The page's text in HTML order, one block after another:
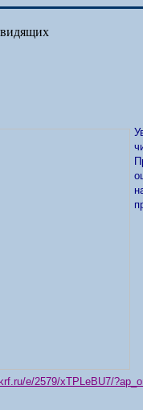
e/2579/xTPLeBU7/